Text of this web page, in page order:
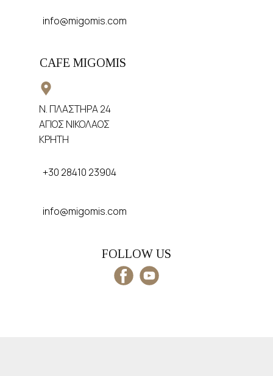
info@migomis.com
CAFE MIGOMIS
​Ν. ΠΛΑΣΤΗΡΑ 24
​ΑΓΙΟΣ ΝΙΚΟΛΑΟΣ
​ΚΡΗΤΗ
+30 28410 23904
info@migomis.com
​FOLLOW US